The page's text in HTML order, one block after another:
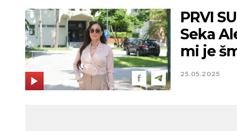
PRVI
Seka
mi je
25.05.2025